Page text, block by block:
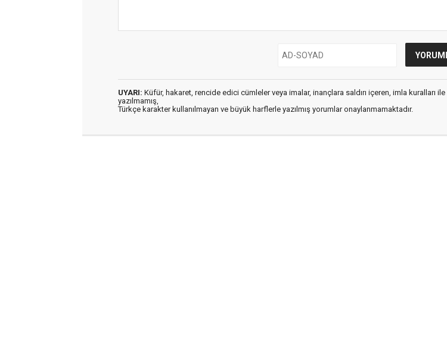
UYARI: Küfür, hakaret, rencide edici cümleler veya imalar, inançlara saldırı içeren, imla kuralları ile
yazılmamış,
Türkçe karakter kullanılmayan ve büyük harflerle yazılmış yorumlar onaylanmamaktadır.